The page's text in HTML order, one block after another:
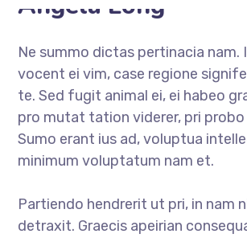
Ne summo dictas pertinacia nam.
vocent ei vim, case regione
te. Sed fugit animal ei, ei habeo
pro mutat tation viderer, pri probo
Sumo erant ius ad, voluptua
minimum voluptatum nam et.
Partiendo hendrerit ut pri, in nam
detraxit. Graecis apeirian